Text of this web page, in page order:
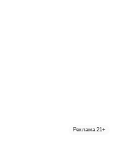
Реклама 21+